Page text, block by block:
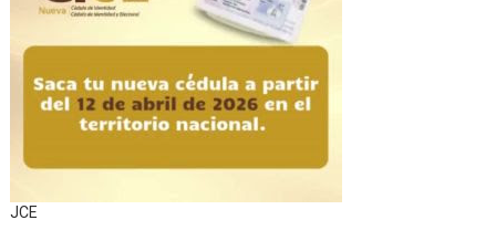
JCE